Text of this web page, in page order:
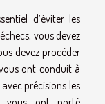
d’éviter les
vous devez
devez procéder
ont conduit à
précisions les